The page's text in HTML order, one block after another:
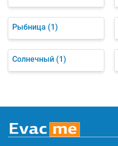
Рыбница (1)
Солнечный (1)